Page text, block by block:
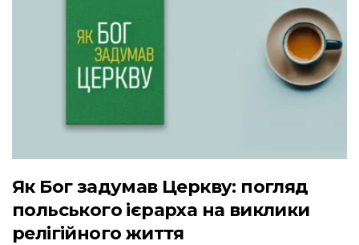
Як Бог задумав Церкву: погляд
польського ієрарха на виклики
релігійного життя